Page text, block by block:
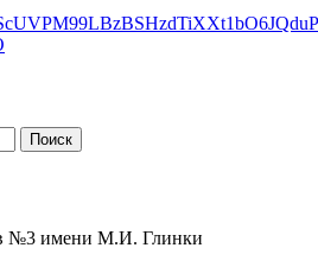
Поиск
№3 имени М.И. Глинки